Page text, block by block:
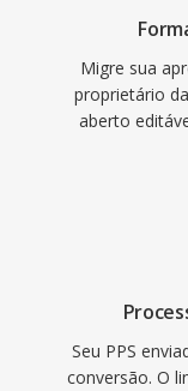
Migre sua
proprietário
aberto
Seu PPS
conversão. O